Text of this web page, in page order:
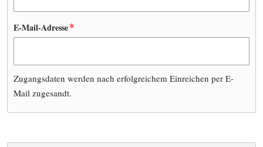
E-Mail-Adresse*
Zugangsdaten werden nach erfolgreichem Einreichen per E-
Mail zugesandt.